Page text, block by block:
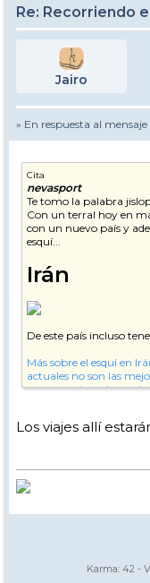
Re: Recorriendo
Jairo
» En respuesta al mensaje
Cita
nevasport
Te tomo la palabra
Con un terral hoy en
con un nuevo país y
esquí...
Irán
De este país incluso
Más sobre el esquí en
actuales no son las
conocer este país y unir
21/07/2007
Los viajes allí
Karma: 42 -